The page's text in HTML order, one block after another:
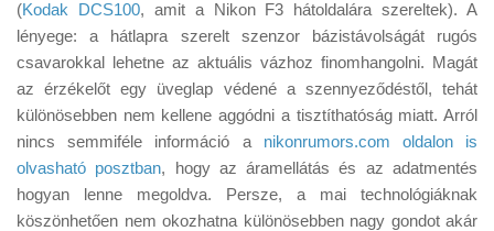
Helyszíni Riport
E-BB
(Kodak DCS100, amit a Nikon F3 hátoldalára szereltek). A
lényege: a hátlapra szerelt szenzor bázistávolságát rugós
csavarokkal lehetne az aktuális vázhoz finomhangolni. Magát
az érzékelőt egy üveglap védené a szennyeződéstől, tehát
különösebben nem kellene aggódni a tisztíthatóság miatt. Arról
nincs semmiféle információ a nikonrumors.com oldalon is
olvasható posztban, hogy az áramellátás és az adatmentés
hogyan lenne megoldva. Persze, a mai technológiáknak
köszönhetően nem okozhatna különösebben nagy gondot akár